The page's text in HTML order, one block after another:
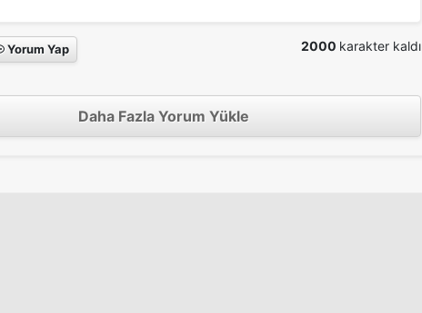
Yorum Yap 2000 karakter kaldı
Daha Fazla Yorum Yükle